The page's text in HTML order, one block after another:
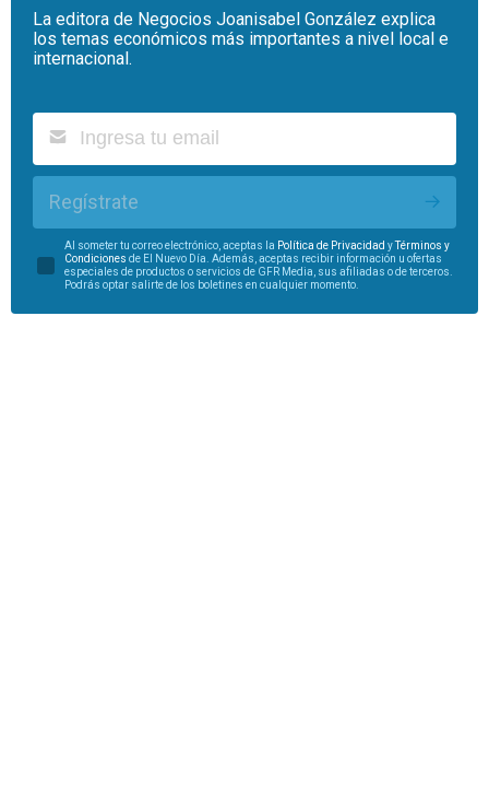
La editora de Negocios Joanisabel González explica
los temas económicos más importantes a nivel local e
internacional.
Regístrate
Al someter tu correo electrónico, aceptas la Política de Privacidad yTérminos y
Condiciones de El Nuevo Día. Además, aceptas recibir información u ofertas
especiales de productos o servicios de GFR Media, sus afiliadas o de terceros.
Podrás optar salirte de los boletines en cualquier momento.